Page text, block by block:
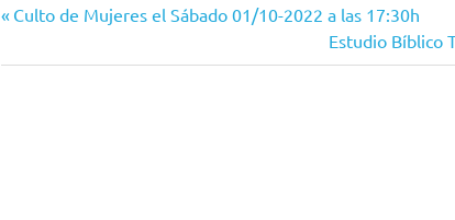
Navegación
de
Entrada
Culto de Mujeres el Sábado 01/10-2022 a las 17:30h
Siguiente
entrada:
Estudio Bíblico